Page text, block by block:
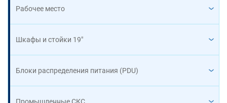
Рабочее место
Шкафы и стойки 19"
Блоки распределения питания (PDU)